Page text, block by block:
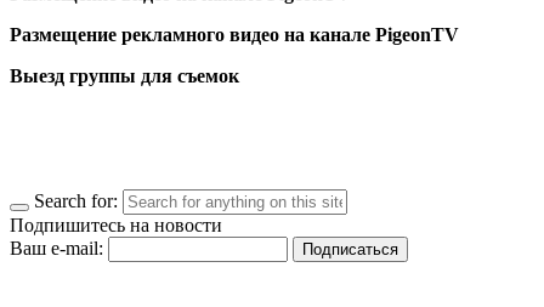
Размещение рекламного видео на канале PigeonTV
Выезд группы для съемок
Search for:
Подпишитесь на новости
Ваш e-mail: